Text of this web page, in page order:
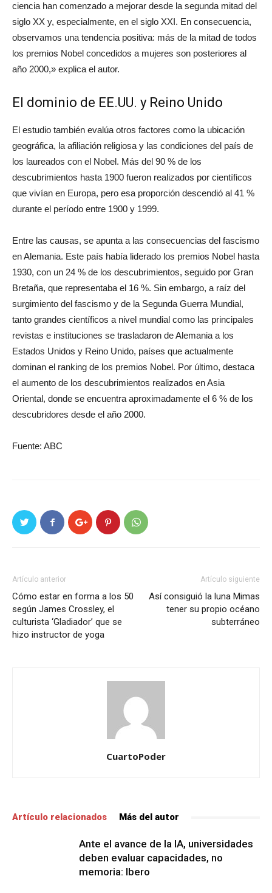
ciencia han comenzado a mejorar desde la segunda mitad del
siglo XX y, especialmente, en el siglo XXI. En consecuencia,
observamos una tendencia positiva: más de la mitad de todos
los premios Nobel concedidos a mujeres son posteriores al
año 2000,» explica el autor.
El dominio de EE.UU. y Reino Unido
El estudio también evalúa otros factores como la ubicación
geográfica, la afiliación religiosa y las condiciones del país de
los laureados con el Nobel. Más del 90 % de los
descubrimientos hasta 1900 fueron realizados por científicos
que vivían en Europa, pero esa proporción descendió al 41 %
durante el período entre 1900 y 1999.
Entre las causas, se apunta a las consecuencias del fascismo
en Alemania. Este país había liderado los premios Nobel hasta
1930, con un 24 % de los descubrimientos, seguido por Gran
Bretaña, que representaba el 16 %. Sin embargo, a raíz del
surgimiento del fascismo y de la Segunda Guerra Mundial,
tanto grandes científicos a nivel mundial como las principales
revistas e instituciones se trasladaron de Alemania a los
Estados Unidos y Reino Unido, países que actualmente
dominan el ranking de los premios Nobel. Por último, destaca
el aumento de los descubrimientos realizados en Asia
Oriental, donde se encuentra aproximadamente el 6 % de los
descubridores desde el año 2000.
Fuente: ABC
Artículo anterior
Cómo estar en forma a los 50
según James Crossley, el
culturista ‘Gladiador’ que se
hizo instructor de yoga
Artículo siguiente
Así consiguió la luna Mimas
tener su propio océano
subterráneo
CuartoPoder
Artículo relacionados Más del autor
Ante el avance de la IA, universidades
deben evaluar capacidades, no
memoria: Ibero